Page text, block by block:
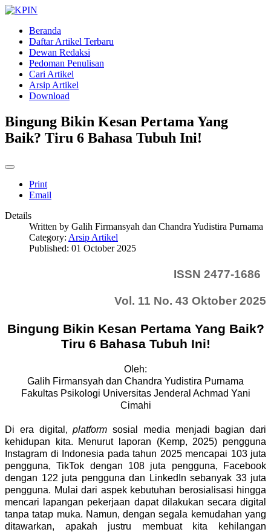
Beranda
Daftar Artikel Terbaru
Dewan Redaksi
Pedoman Penulisan
Cari Artikel
Arsip Artikel
Download
Bingung Bikin Kesan Pertama Yang
Baik? Tiru 6 Bahasa Tubuh Ini!
Print
Email
Details
Written by Galih Firmansyah dan Chandra Yudistira Purnama
Category: Arsip Artikel
Published: 01 October 2025
ISSN 2477-1686
Vol. 11 No. 43 Oktober 2025
Bingung Bikin Kesan Pertama Yang Baik?
Tiru 6 Bahasa Tubuh Ini!
Oleh:
Galih Firmansyah dan Chandra Yudistira Purnama
Fakultas Psikologi Universitas Jenderal Achmad Yani
Cimahi
Di era digital,platform sosial media menjadi bagian dari
kehidupan kita. Menurut laporan (Kemp, 2025) pengguna
Instagram di Indonesia pada tahun 2025 mencapai 103 juta
pengguna, TikTok dengan 108 juta pengguna, Facebook
dengan 122 juta pengguna dan LinkedIn sebanyak 33 juta
pengguna. Mulai dari aspek kebutuhan berosialisasi hingga
mencari lapangan pekerjaan dapat dilakukan secara digital
tanpa tatap muka. Namun, dengan segala kemudahan yang
ditawarkan, apakah justru membuat kita kehilangan